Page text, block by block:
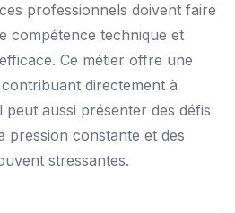
professionnels doivent faire
compétence technique et
Ce métier offre une
directement à
peut aussi présenter des défis
pression constante et des
stressantes.